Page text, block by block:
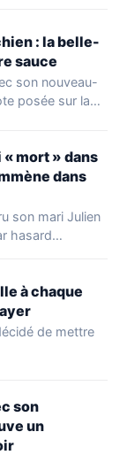
: la belle-
sauce
son nouveau-
posée sur la…
mort » dans
dans
son mari Julien
hasard…
à chaque
de mettre
son
un